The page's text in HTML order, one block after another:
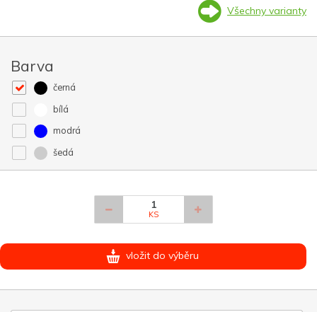
Všechny varianty
Barva
černá
bílá
modrá
šedá
KS
vložit do výběru